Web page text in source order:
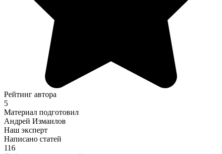
Рейтинг автора
5
Материал подготовил
Андрей Измаилов
Наш эксперт
Написано статей
116